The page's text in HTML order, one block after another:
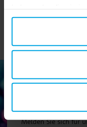
gesammelt haben.
Melden Sie sich für